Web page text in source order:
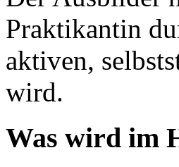
Praktikantin
aktiven,
wird.
Was wird im